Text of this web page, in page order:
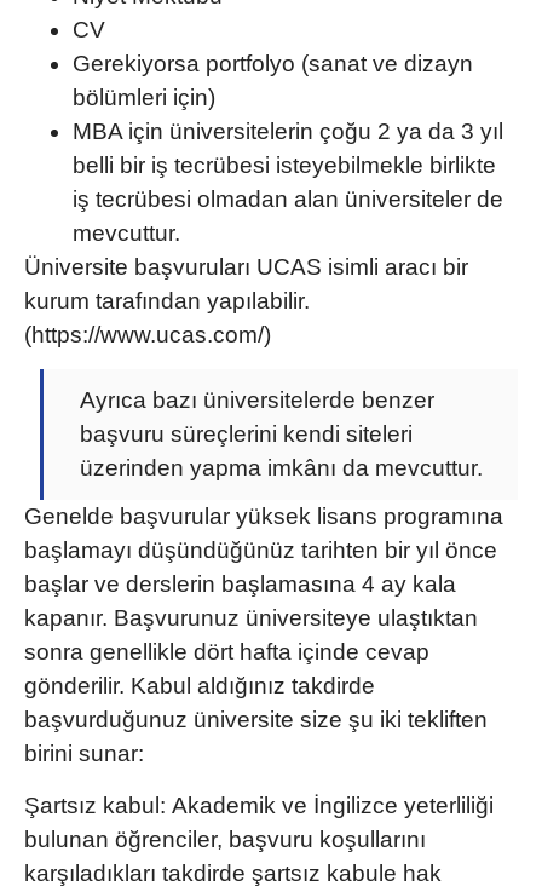
CV
Gerekiyorsa portfolyo (sanat ve dizayn
bölümleri için)
MBA için üniversitelerin çoğu 2 ya da 3 yıl
belli bir iş tecrübesi isteyebilmekle birlikte
iş tecrübesi olmadan alan üniversiteler de
mevcuttur.
Üniversite başvuruları UCAS isimli aracı bir
kurum tarafından yapılabilir.
(https://www.ucas.com/)
Ayrıca bazı üniversitelerde benzer
başvuru süreçlerini kendi siteleri
üzerinden yapma imkânı da mevcuttur.
Genelde başvurular yüksek lisans programına
başlamayı düşündüğünüz tarihten bir yıl önce
başlar ve derslerin başlamasına 4 ay kala
kapanır. Başvurunuz üniversiteye ulaştıktan
sonra genellikle dört hafta içinde cevap
gönderilir. Kabul aldığınız takdirde
başvurduğunuz üniversite size şu iki tekliften
birini sunar:
Şartsız kabul: Akademik ve İngilizce yeterliliği
bulunan öğrenciler, başvuru koşullarını
karşıladıkları takdirde şartsız kabule hak